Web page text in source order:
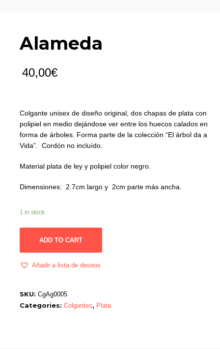
Alameda
40,00€
Colgante unisex de diseño original, dos chapas de plata con
polipiel en medio dejándose ver entre los huecos calados en
forma de árboles. Forma parte de la colección “El árbol da a
Vida”. Cordón no incluído.
Material plata de ley y polipiel color negro.
Dimensiones: 2.7cm largo y 2cm parte más ancha.
1 in stock
ADD TO CART
Añadir a lista de deseos
SKU: CgAg0005
Categories: Colgantes, Plata